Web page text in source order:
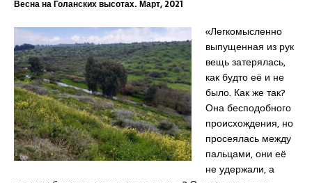
Весна на Голанских высотах. Март, 2021
«Легкомысленно
выпущенная из рук
вещь затерялась,
как будто её и не
было. Как же так?
Она бесподобного
происхождения, но
просеялась между
пальцами, они её
не удержали, а